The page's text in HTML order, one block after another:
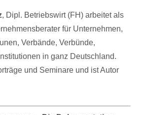
, Dipl. Betriebswirt (FH) arbeitet als
für Unternehmen,
Verbände, Verbünde,
in ganz Deutschland.
und Seminare und ist Autor